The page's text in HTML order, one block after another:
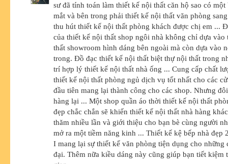
sư đã tính toán làm thiết kế nội thất căn hộ sao có một
mắt và bên trong phải thiết kế nội thất văn phòng
thu hút thiết kế nội thất phòng khách được chị em ...
của thiết kế nội thất shop ngôi nhà không chỉ dựa vào
thất showroom hình dáng bên ngoài mà còn dựa vào
trong. Đồ đạc thiết kế nội thất biệt thự nội thất trong
trí hợp lý thiết kế nội thất nhà ống ... Cung cấp chất
thiết kế nội thất phòng ngủ dịch vụ tốt nhất cho các
đầu tiên mang lại thành công cho các shop. Nhưng
hàng lại ... Một shop quần áo thời thiết kế nội thất
đẹp chắc chắn sẽ khiến thiết kế nội thất nhà hàng
thăm nhiều lần và giới thiệu cho bạn bè cùng người
mở ra một tiềm năng kinh ... Thiết kế kệ bếp nhà đẹp
I mang lại sự thiết kế văn phòng tiện dụng cho những
đại. Thêm nữa kiều dáng này cũng giúp bạn tiết kiệm